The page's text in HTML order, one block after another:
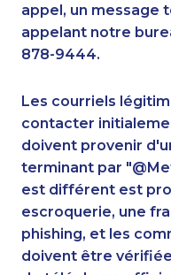
1-778-401-2217
1-587-328-6545
1-514-798-8826
1-902-482-8651
1-902-482-9266
1-438-230-1374
1-587-316-3398
1-819-201-2098
1-780-421-5466
1-506-300-4130
appel, un message
appelant notre
878-9444.
Les courriels
contacter
doivent provenir
terminant par
est différent est
escroquerie, une
phishing, et les
doivent être